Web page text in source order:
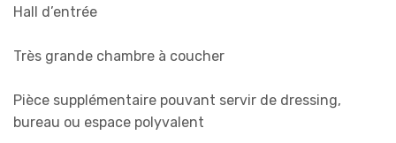
Hall d’entrée
Très grande chambre à coucher
Pièce supplémentaire pouvant servir de dressing,
bureau ou espace polyvalent